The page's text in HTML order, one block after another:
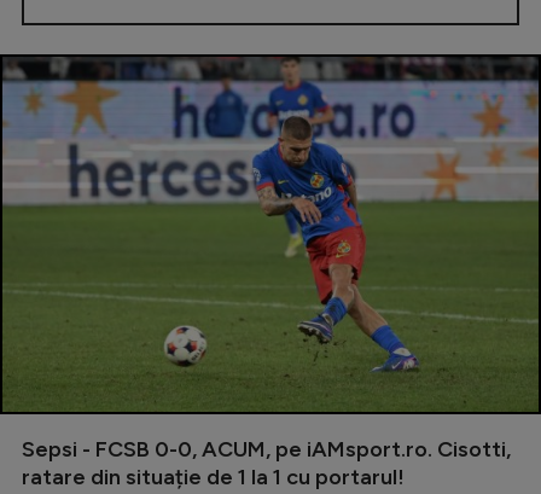
Sepsi - FCSB 0-0, ACUM, pe iAMsport.ro. Cisotti,
ratare din situație de 1 la 1 cu portarul!